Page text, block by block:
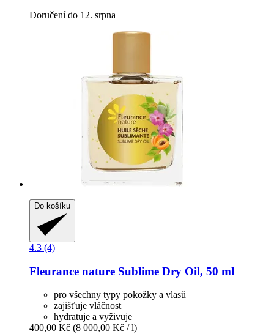
Doručení do 12. srpna
Do košíku
4.3 (4)
Fleurance nature Sublime Dry Oil, 50 ml
pro všechny typy pokožky a vlasů
zajišťuje vláčnost
hydratuje a vyživuje
400,00 Kč (8 000,00 Kč / l)